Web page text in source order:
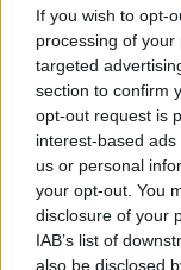
If you wish to opt-
processing of
targeted
section to confirm
opt-out request is
interest-based
us or personal
your opt-out. You
disclosure of your
IAB’s list of
also be disclosed
Malvin, jön a
magyar hősi
aratta.
alakítója, a
színészek
Csehov
partjelző
valamint
című